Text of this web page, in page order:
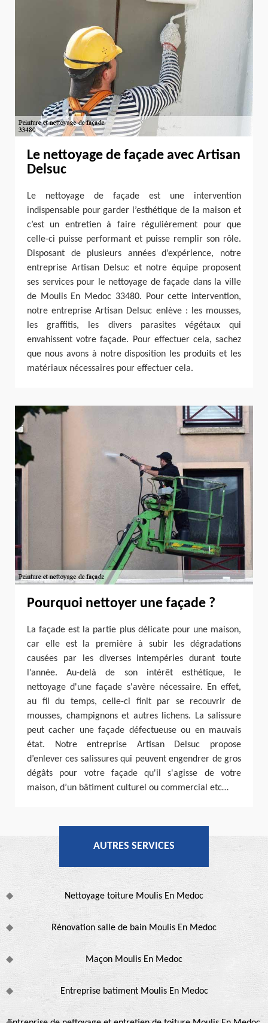
Le nettoyage de façade avec Artisan
Delsuc
Le nettoyage de façade est une intervention
indispensable pour garder l’esthétique de la maison et
c’est un entretien à faire régulièrement pour que
celle-ci puisse performant et puisse remplir son rôle.
Disposant de plusieurs années d’expérience, notre
entreprise Artisan Delsuc et notre équipe proposent
ses services pour le nettoyage de façade dans la ville
de Moulis En Medoc 33480. Pour cette intervention,
notre entreprise Artisan Delsuc enlève : les mousses,
les graffitis, les divers parasites végétaux qui
envahissent votre façade. Pour effectuer cela, sachez
que nous avons à notre disposition les produits et les
matériaux nécessaires pour effectuer cela.
Pourquoi nettoyer une façade ?
La façade est la partie plus délicate pour une maison,
car elle est la première à subir les dégradations
causées par les diverses intempéries durant toute
l’année. Au-delà de son intérêt esthétique, le
nettoyage d'une façade s'avère nécessaire. En effet,
au fil du temps, celle-ci finit par se recouvrir de
mousses, champignons et autres lichens. La salissure
peut cacher une façade défectueuse ou en mauvais
état. Notre entreprise Artisan Delsuc propose
d’enlever ces salissures qui peuvent engendrer de gros
dégâts pour votre façade qu'il s'agisse de votre
maison, d’un bâtiment culturel ou commercial etc…
AUTRES SERVICES
Nettoyage toiture Moulis En Medoc
Rénovation salle de bain Moulis En Medoc
Maçon Moulis En Medoc
Entreprise batiment Moulis En Medoc